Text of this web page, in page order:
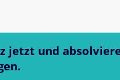
jetzt und